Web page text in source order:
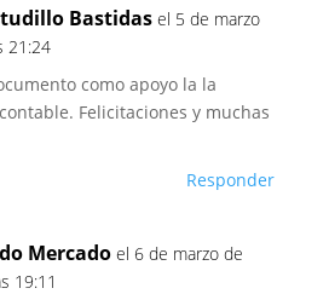
Bastidas el 5 de marzo
21:24
como apoyo la la
Felicitaciones y muchas
Responder
Mercado el 6 de marzo de
19:11